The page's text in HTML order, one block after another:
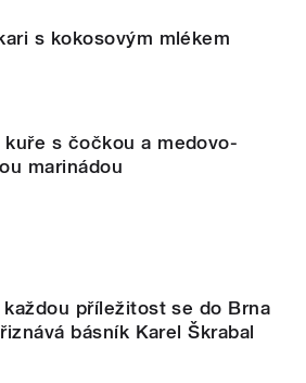
s kokosovým mlékem
kuře s čočkou a medovo-
marinádou
každou příležitost se do Brna
básník Karel Škrabal